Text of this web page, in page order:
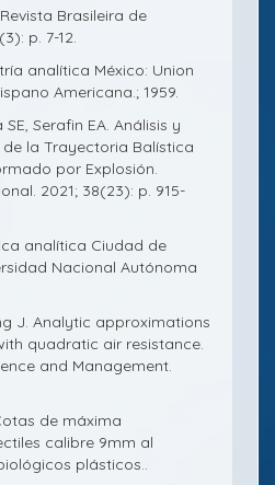
Brasileira de
p. 7-12.
analítica México: Union
Americana.; 1959.
Serafin EA. Análisis y
la Trayectoria Balística
por Explosión.
2021; 38(23): p. 915-
analítica Ciudad de
Nacional Autónoma
J. Analytic approximations
quadratic air resistance.
and Management.
de máxima
calibre 9mm al
plásticos..